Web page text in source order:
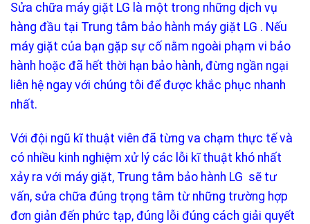
Sửa chữa máy giặt LG là một trong những dịch vụ
hàng đầu tại Trung tâm bảo hành máy giặt LG . Nếu
máy giặt của bạn gặp sự cố nằm ngoài phạm vi bảo
hành hoặc đã hết thời hạn bảo hành, đừng ngần ngại
liên hệ ngay với chúng tôi để được khắc phục nhanh
nhất.
Với đội ngũ kĩ thuật viên đã từng va chạm thực tế và
có nhiều kinh nghiệm xử lý các lỗi kĩ thuật khó nhất
xảy ra với máy giặt, Trung tâm bảo hành LG sẽ tư
vấn, sửa chữa đúng trọng tâm từ những trường hợp
đơn giản đến phức tạp, đúng lỗi đúng cách giải quyết